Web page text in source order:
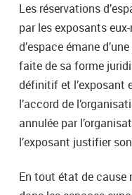
Les réservations
par les exposants
d’espace émane
faite de sa forme
définitif et l’exposant
l’accord de
annulée par
l’exposant justifier
En tout état de cause